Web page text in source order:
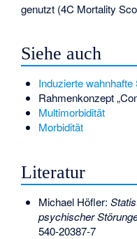
genutzt (4C Mortality
Siehe auch
Induzierte wahnhafte
Rahmenkonzept
Multimorbidität
Morbidität
Literatur
Michael Höfler:
psychischer
540-20387-7